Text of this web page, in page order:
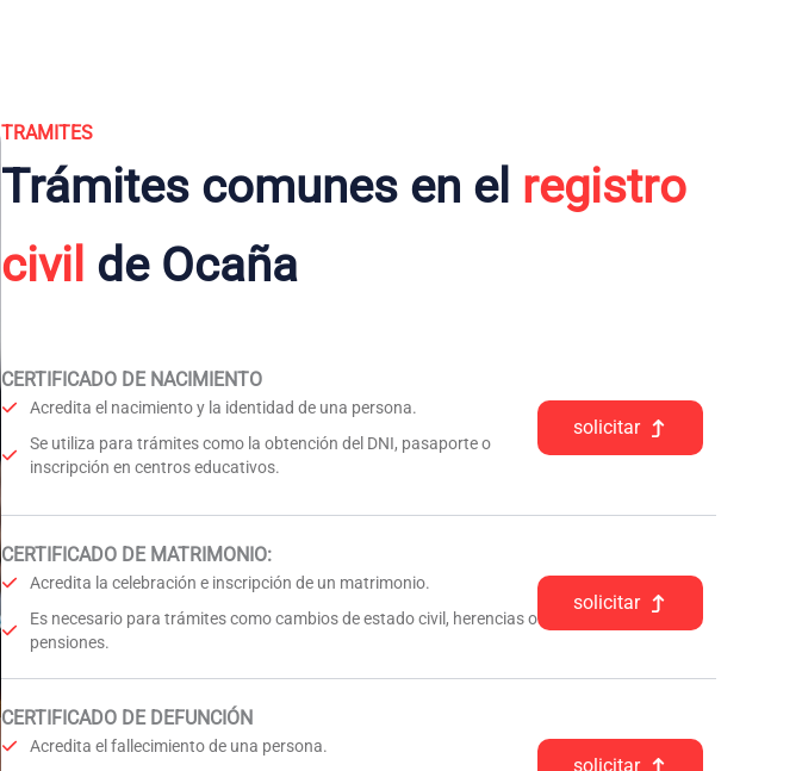
TRAMITES
Trámites comunes en el registro
civil de Ocaña
CERTIFICADO DE NACIMIENTO
Acredita el nacimiento y la identidad de una persona.
Se utiliza para trámites como la obtención del DNI, pasaporte o
inscripción en centros educativos.
solicitar
CERTIFICADO DE MATRIMONIO:
Acredita la celebración e inscripción de un matrimonio.
Es necesario para trámites como cambios de estado civil, herencias o
pensiones.
solicitar
CERTIFICADO DE DEFUNCIÓN
Acredita el fallecimiento de una persona.
solicitar